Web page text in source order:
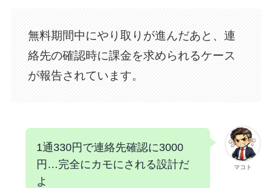
無料期間中にやり取りが進んだあと、連
絡先の確認時に課金を求められるケース
が報告されています。
マコト
1通330円で連絡先確認に3000
円…完全にカモにされる設計だ
よ